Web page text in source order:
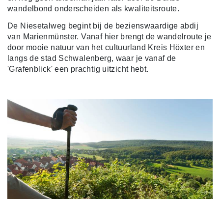
wandelbond onderscheiden als kwaliteitsroute.
De Niesetalweg begint bij de bezienswaardige abdij
van Marienmünster. Vanaf hier brengt de wandelroute je
door mooie natuur van het cultuurland Kreis Höxter en
langs de stad Schwalenberg, waar je vanaf de
'Grafenblick' een prachtig uitzicht hebt.